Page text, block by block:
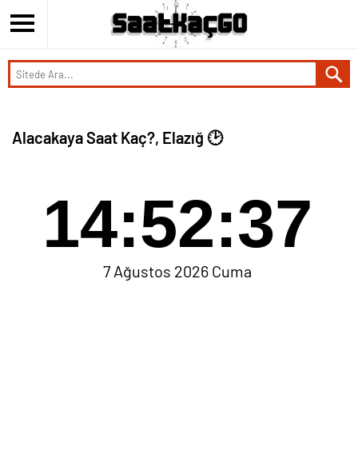
Alacakaya Saat Kaç?, Elazığ 🕑
14:52:37
7 Ağustos 2026 Cuma